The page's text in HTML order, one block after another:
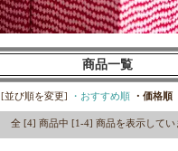
商品一覧
[並び順を変更] ・おすすめ順 ・価格順
全 [4] 商品中 [1-4] 商品を表示してい